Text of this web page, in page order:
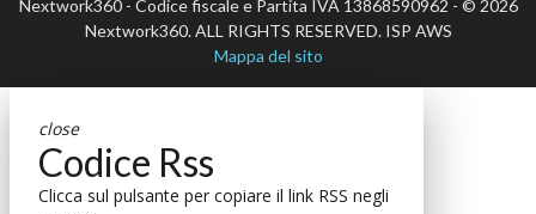
Nextwork360 - Codice fiscale e Partita IVA 13868590962 - © 2026
Nextwork360. ALL RIGHTS RESERVED. ISP AWS
Mappa del sito
close
Codice Rss
Clicca sul pulsante per copiare il link RSS negli